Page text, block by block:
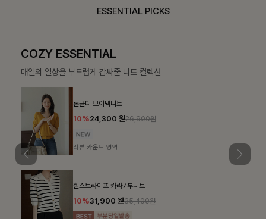
ESSENTIAL PICKS
COZY ESSENTIAL
매일의 일상을 부드럽게 감싸줄 니트 컬렉션
론클디 브이넥니트
10%24,300원26,900원
리뷰 카운트 영역
칠스트라이프 카라7부니트
10%31,900원35,400원